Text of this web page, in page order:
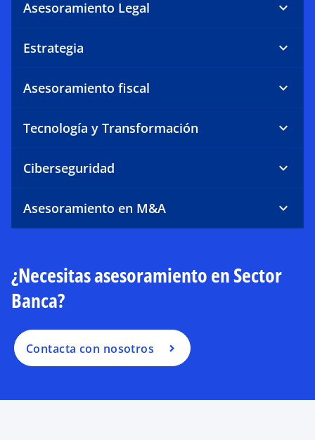
Asesoramiento Legal
Estrategia
Asesoramiento fiscal
Tecnología y Transformación
Ciberseguridad
Asesoramiento en M&A
¿Necesitas asesoramiento en Sector
Banca?
Contacta con nosotros